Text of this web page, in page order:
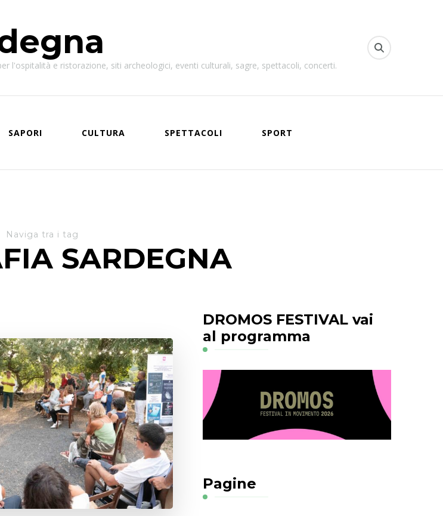
l'ospitalità e ristorazione, siti archeologici, eventi culturali, sagre, spettacoli, concerti.
SAPORI CULTURA SPETTACOLI SPORT
Naviga tra i tag
SARDEGNA
DROMOS FESTIVAL vai
al programma
Pagine